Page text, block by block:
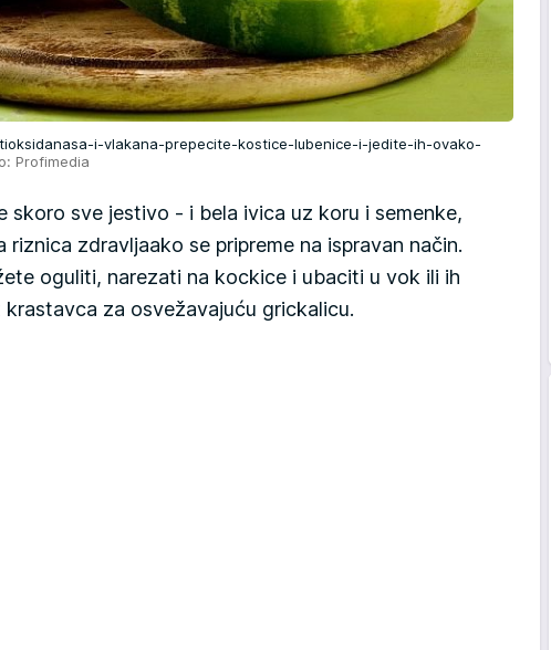
i-vlakana-prepecite-kostice-lubenice-i-jedite-ih-ovako-
Profimedia
skoro sve jestivo - i bela ivica uz koru i semenke,
riznica zdravljaako se pripreme na ispravan način.
oguliti, narezati na kockice i ubaciti u vok ili ih
za osvežavajuću grickalicu.